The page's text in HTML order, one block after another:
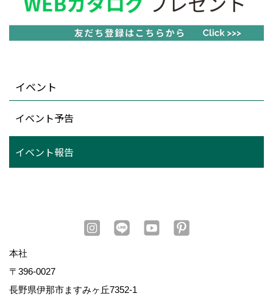
イベント
イベント予告
イベント報告
本社
〒396-0027
長野県伊那市ますみヶ丘7352-1